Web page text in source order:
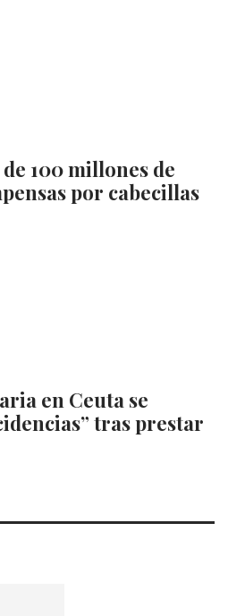
100 millones de
por cabecillas
en Ceuta se
tras prestar